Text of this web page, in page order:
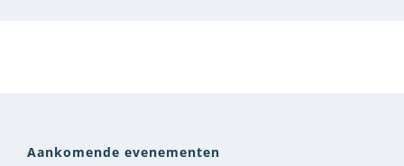
Aankomende evenementen